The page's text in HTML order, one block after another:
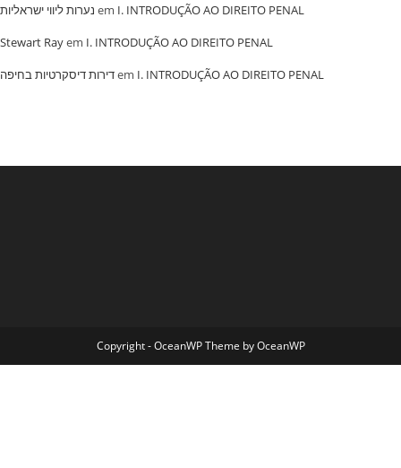
נערות ליווי ישראליות em I. INTRODUÇÃO AO DIREITO PENAL
Stewart Rayem I. INTRODUÇÃO AO DIREITO PENAL
‏דירות דיסקרטיות בחיפהem I. INTRODUÇÃO AO DIREITO PENAL
Copyright - OceanWP Theme by OceanWP